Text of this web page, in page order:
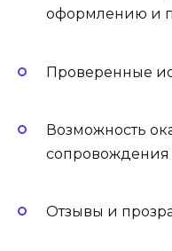
оформлению и
Проверенные
Возможность
сопровождения
Отзывы и